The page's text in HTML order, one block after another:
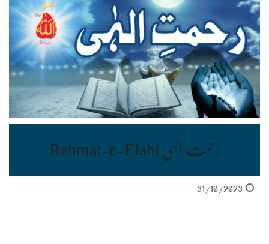
رحمت ِ الٰہی Rehmat-e-Elahi
31/10/2023